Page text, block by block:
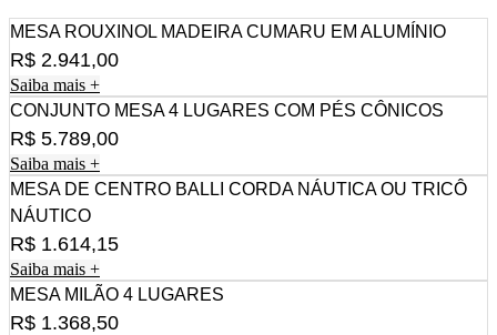
MESA ROUXINOL MADEIRA CUMARU EM ALUMÍNIO
R$ 2.941,00
Saiba mais +
CONJUNTO MESA 4 LUGARES COM PÉS CÔNICOS
R$ 5.789,00
Saiba mais +
MESA DE CENTRO BALLI CORDA NÁUTICA OU TRICÔ
NÁUTICO
R$ 1.614,15
Saiba mais +
MESA MILÃO 4 LUGARES
R$ 1.368,50